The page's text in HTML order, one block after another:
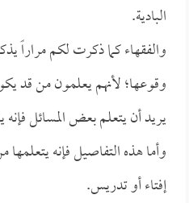
البادية.
والفقهاء كما ذكرت لكم مراراً
وقوعها؛ لأنهم يعلمون من قد
يريد أن يتعلم بعض المسائل
وأما هذه التفاصيل فإنه
إفتاء أو تدريس.